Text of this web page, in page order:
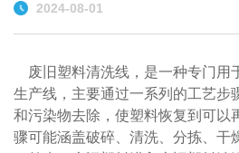
2024-08-01
废旧塑料清洗线，是一种专门用
生产线，主要通过一系列的工艺步
和污染物去除，使塑料恢复到可以
骤可能涵盖破碎、清洗、分拣、干